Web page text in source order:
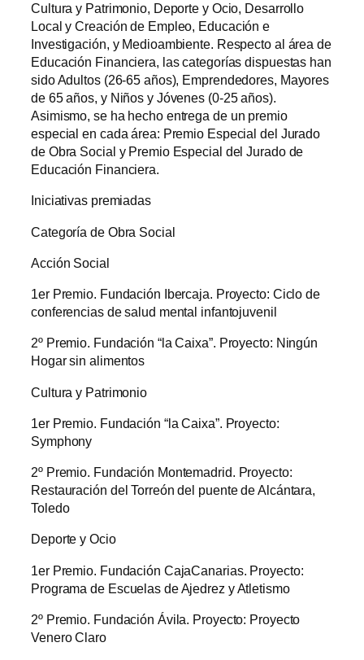
Cultura y Patrimonio, Deporte y Ocio, Desarrollo
Local y Creación de Empleo, Educación e
Investigación, y Medioambiente. Respecto al área de
Educación Financiera, las categorías dispuestas han
sido Adultos (26-65 años), Emprendedores, Mayores
de 65 años, y Niños y Jóvenes (0-25 años).
Asimismo, se ha hecho entrega de un premio
especial en cada área: Premio Especial del Jurado
de Obra Social y Premio Especial del Jurado de
Educación Financiera.
Iniciativas premiadas
Categoría de Obra Social
Acción Social
1er Premio. Fundación Ibercaja. Proyecto: Ciclo de
conferencias de salud mental infantojuvenil
2º Premio. Fundación “la Caixa”. Proyecto: Ningún
Hogar sin alimentos
Cultura y Patrimonio
1er Premio. Fundación “la Caixa”. Proyecto:
Symphony
2º Premio. Fundación Montemadrid. Proyecto:
Restauración del Torreón del puente de Alcántara,
Toledo
Deporte y Ocio
1er Premio. Fundación CajaCanarias. Proyecto:
Programa de Escuelas de Ajedrez y Atletismo
2º Premio. Fundación Ávila. Proyecto: Proyecto
Venero Claro